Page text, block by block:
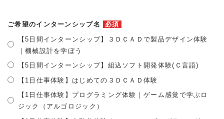
ご希望のインターンシップ名
必須
【5日間インターンシップ】３ＤＣＡＤで製品デザイン体験
｜機械設計を学ぼう
【5日間インターンシップ】組込ソフト開発体験(Ｃ言語)
【1日仕事体験】はじめての３ＤＣＡＤ体験
【1日仕事体験】プログラミング体験｜ゲーム感覚で学ぶロ
ジック（アルゴロジック）